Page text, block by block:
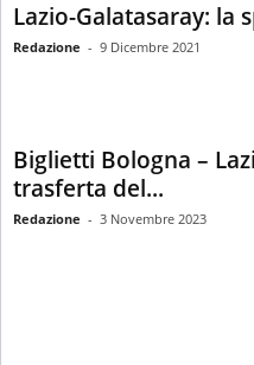
Lazio-Galatasaray: la
Redazione - 9 Dicembre 2021
Biglietti Bologna –
trasferta del...
Redazione - 3 Novembre 2023